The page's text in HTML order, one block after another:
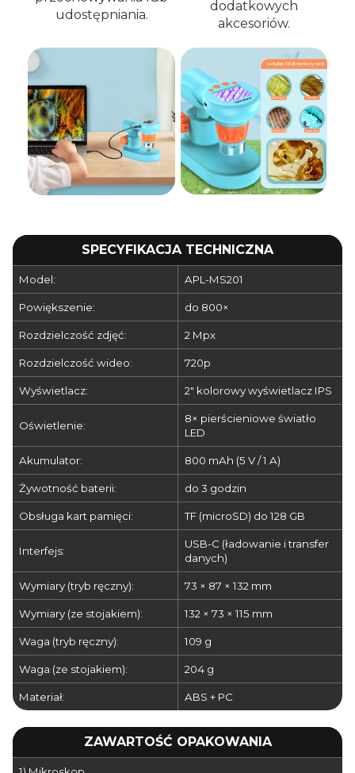
udostępniania.
dodatkowych
akcesoriów.
SPECYFIKACJA TECHNICZNA
Model: APL-MS201
Powiększenie: do 800×
Rozdzielczość zdjęć: 2 Mpx
Rozdzielczość wideo: 720p
Wyświetlacz: 2" kolorowy wyświetlacz IPS
Oświetlenie:
8× pierścieniowe światło
LED
Akumulator: 800 mAh (5 V / 1 A)
Żywotność baterii: do 3 godzin
Obsługa kart pamięci: TF (microSD) do 128 GB
Interfejs:
USB-C (ładowanie i transfer
danych)
Wymiary (tryb ręczny): 73 × 87 × 132 mm
Wymiary (ze stojakiem): 132 × 73 × 115 mm
Waga (tryb ręczny): 109 g
Waga (ze stojakiem): 204 g
Materiał: ABS + PC
ZAWARTOŚĆ OPAKOWANIA